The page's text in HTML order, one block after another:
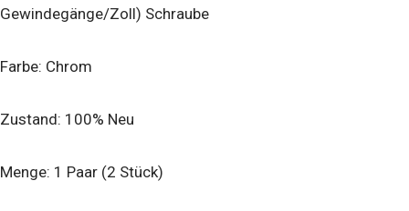
Gewindegänge/Zoll) Schraube
Farbe: Chrom
Zustand: 100% Neu
Menge: 1 Paar (2 Stück)